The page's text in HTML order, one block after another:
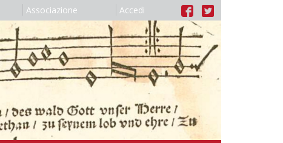
Associazione Accedi